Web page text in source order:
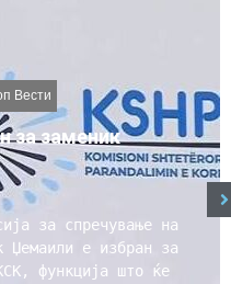
Вести
за заменик
за спречување на
Џемаили е избран за
функција што ќе